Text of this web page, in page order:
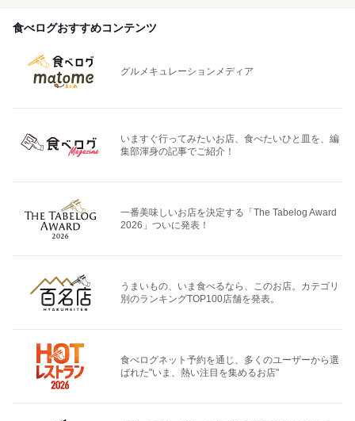
食べログおすすめコンテンツ
グルメキュレーションメディア
いますぐ行ってみたいお店、食べたいひと皿を、編
集部渾身の記事でご紹介！
一番美味しいお店を決定する「The Tabelog Award
2026」ついに発表！
うまいもの、いま食べるなら、このお店。カテゴリ
別のランキングTOP100店舗を発表。
食べログネット予約を通じ、多くのユーザーから選
ばれた"いま、熱い注目を集めるお店"